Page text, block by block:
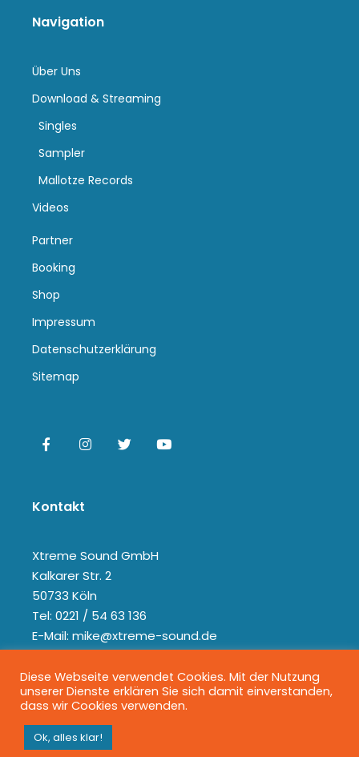
Navigation
Über Uns
Download & Streaming
Singles
Sampler
Mallotze Records
Videos
Partner
Booking
Shop
Impressum
Datenschutzerklärung
Sitemap
Kontakt
Xtreme Sound GmbH
Kalkarer Str. 2
50733 Köln
Tel: 0221 / 54 63 136
E-Mail: mike@xtreme-sound.de
Diese Webseite verwendet Cookies. Mit der Nutzung
unserer Dienste erklären Sie sich damit einverstanden,
dass wir Cookies verwenden.
Ok, alles klar!